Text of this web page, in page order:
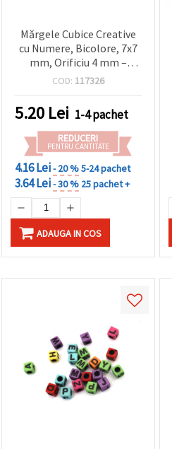
Mărgele Cubice Creative
cu Numere, Bicolore, 7x7
mm, Orificiu 4 mm –
Culori Mixte, Pachet 20 g
Proiecte Personalizate
COD: 117326
5.20 Lei 1-4 pachet
REDUCERI
PENTRU CANTITATE
4.16 Lei- 20 %5-24 pachet
3.64 Lei- 30 % 25 pachet +
ADAUGA IN COS